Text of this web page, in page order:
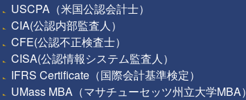
USCPA（米国公認会計士）
CIA(公認内部監査人）
CFE(公認不正検査士）
CISA(公認情報システム監査人）
IFRS Certificate（国際会計基準検定）
UMass MBA（マサチューセッツ州立大学MBA）